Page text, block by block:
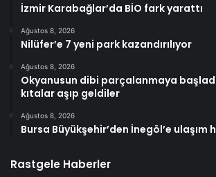
İzmir Karabağlar’da BİO fark yarattı
Ağustos 8, 2026
Nilüfer’e 7 yeni park kazandırılıyor
Ağustos 8, 2026
Okyanusun dibi parçalanmaya
kıtalar aşıp geldiler
Ağustos 8, 2026
Bursa Büyükşehir’den İnegöl’e ulaşım
Rastgele Haberler